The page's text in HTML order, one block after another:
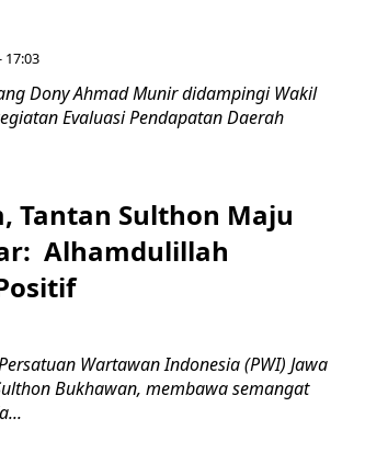
17:03
Dony Ahmad Munir didampingi Wakil
Evaluasi Pendapatan Daerah
Tantan Sulthon Maju
Alhamdulillah
Persatuan Wartawan Indonesia (PWI) Jawa
Bukhawan, membawa semangat